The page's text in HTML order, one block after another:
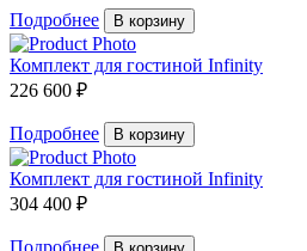
Подробнее В корзину
Комплект для гостиной Infinity
226 600 ₽
Подробнее В корзину
Комплект для гостиной Infinity
304 400 ₽
Подробнее